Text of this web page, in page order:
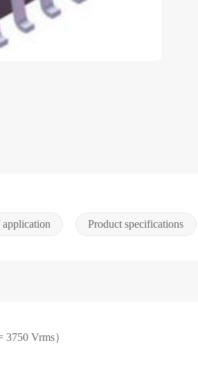
application Product specifications
Vrms）